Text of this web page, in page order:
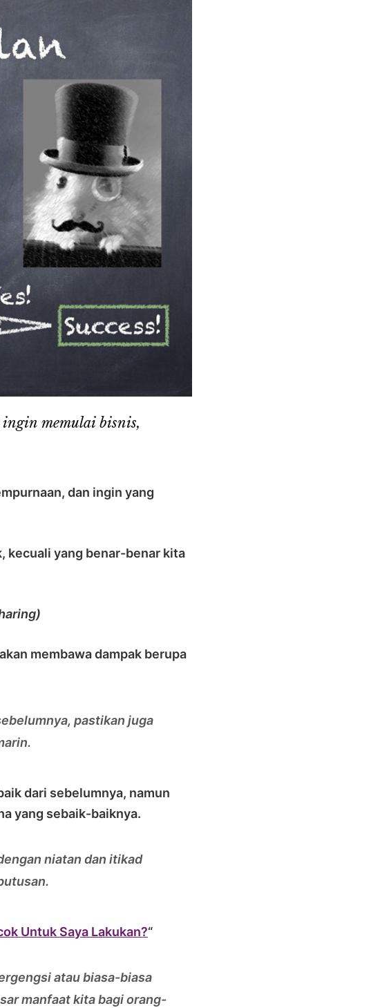
memulai bisnis,
dan ingin yang
kecuali yang benar-benar kita
membawa dampak berupa
pastikan juga
dari sebelumnya, namun
yang sebaik-baiknya.
niatan dan itikad
Untuk Saya Lakukan?“
atau biasa-biasa
manfaat kita bagi orang-